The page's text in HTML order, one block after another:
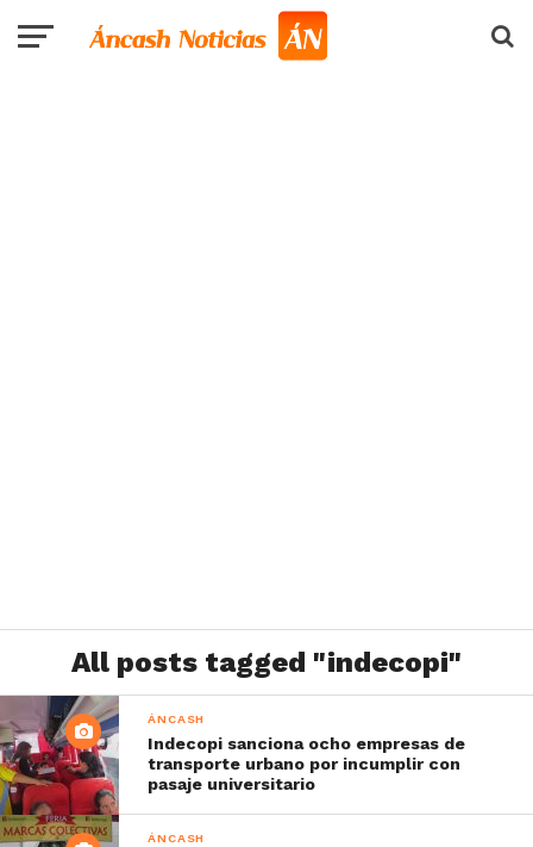
All posts tagged "indecopi"
ÁNCASH
Indecopi sanciona ocho empresas de
transporte urbano por incumplir con
pasaje universitario
ÁNCASH